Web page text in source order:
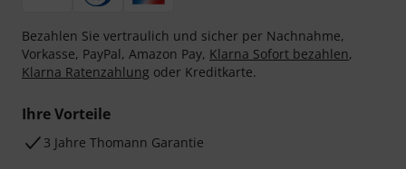
Bezahlen Sie vertraulich und sicher per Nachnahme,
Vorkasse, PayPal, Amazon Pay, Klarna Sofort bezahlen,
Klarna Ratenzahlung oder Kreditkarte.
Ihre Vorteile
3 Jahre Thomann Garantie